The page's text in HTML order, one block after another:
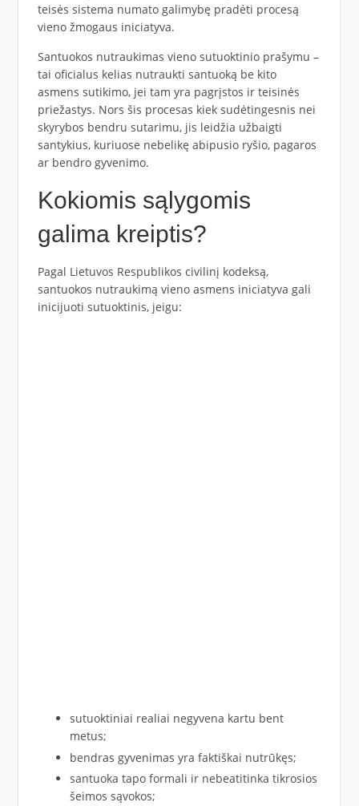
teisės sistema numato galimybę pradėti procesą
vieno žmogaus iniciatyva.
Santuokos nutraukimas vieno sutuoktinio prašymu –
tai oficialus kelias nutraukti santuoką be kito
asmens sutikimo, jei tam yra pagrįstos ir teisinės
priežastys. Nors šis procesas kiek sudėtingesnis nei
skyrybos bendru sutarimu, jis leidžia užbaigti
santykius, kuriuose nebelikę abipusio ryšio, pagaros
ar bendro gyvenimo.
Kokiomis sąlygomis
galima kreiptis?
Pagal Lietuvos Respublikos civilinį kodeksą,
santuokos nutraukimą vieno asmens iniciatyva gali
inicijuoti sutuoktinis, jeigu:
sutuoktiniai realiai negyvena kartu bent
metus;
bendras gyvenimas yra faktiškai nutrūkęs;
santuoka tapo formali ir nebeatitinka tikrosios
šeimos sąvokos;